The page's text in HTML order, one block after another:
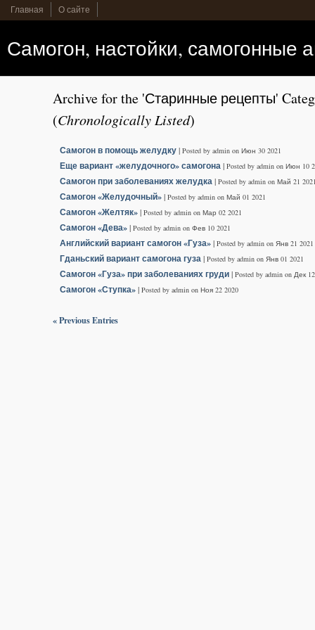
Главная О сайте
Самогон, настойки, самогонные
Archive for the 'Старинные рецепты'
(Chronologically Listed)
Самогон в помощь желудку| Posted by admin on Июн 30 2021
Еще вариант «желудочного» самогона| Posted by admin on Июн 10
Самогон при заболеваниях желудка| Posted by admin on Май 21
Самогон «Желудочный»| Posted by admin on Май 01 2021
Самогон «Желтяк»| Posted by admin on Мар 02 2021
Самогон «Дева»| Posted by admin on Фев 10 2021
Английский вариант самогон «Гуза»| Posted by admin on Янв 21 2021
Гданьский вариант самогона гуза| Posted by admin on Янв 01 2021
Самогон «Гуза» при заболеваниях груди| Posted by admin on Дек
Самогон «Ступка»| Posted by admin on Ноя 22 2020
« Previous Entries